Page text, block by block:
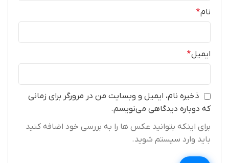
نام*
ایمیل*
ذخیره نام، ایمیل و وبسایت من در مرورگر برای زمانی
که دوباره دیدگاهی می‌نویسم.
برای اینکه بتوانید عکس ها را به بررسی خود اضافه کنید
باید وارد سیستم شوید.